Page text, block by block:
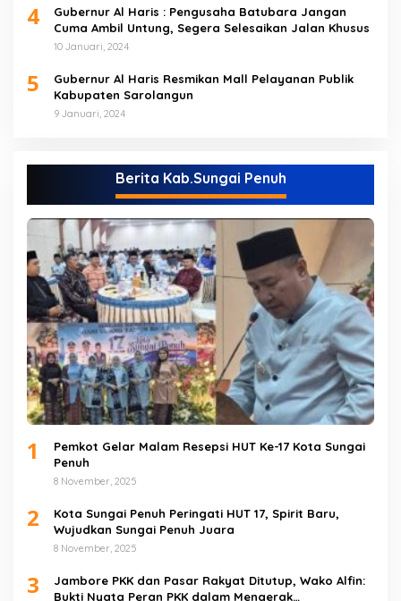
4
Gubernur Al Haris : Pengusaha Batubara Jangan
Cuma Ambil Untung, Segera Selesaikan Jalan Khusus
10 Januari, 2024
5
Gubernur Al Haris Resmikan Mall Pelayanan Publik
Kabupaten Sarolangun
9 Januari, 2024
Berita Kab.Sungai Penuh
1
Pemkot Gelar Malam Resepsi HUT Ke-17 Kota Sungai
Penuh
8 November, 2025
2
Kota Sungai Penuh Peringati HUT 17, Spirit Baru,
Wujudkan Sungai Penuh Juara
8 November, 2025
3
Jambore PKK dan Pasar Rakyat Ditutup, Wako Alfin:
Bukti Nyata Peran PKK dalam Mengerak